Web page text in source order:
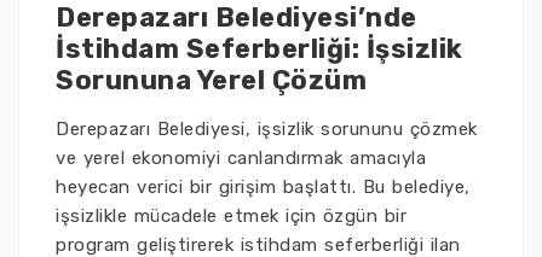
Derepazarı Belediyesi’nde
İstihdam Seferberliği: İşsizlik
Sorununa Yerel Çözüm
Derepazarı Belediyesi, işsizlik sorununu çözmek
ve yerel ekonomiyi canlandırmak amacıyla
heyecan verici bir girişim başlattı. Bu belediye,
işsizlikle mücadele etmek için özgün bir
program geliştirerek istihdam seferberliği ilan